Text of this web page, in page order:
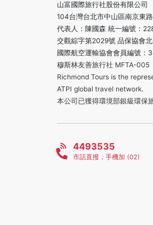
山富國際旅行社股份有限公司
104台灣台北市中山區南京東
代表人：陳國森 統一編號：
交觀綜字第2029號 品保協會
國際航空運輸協會會員編號：
穆斯林友善旅行社 MFTA-005
Richmond Tours is the
ATPI global travel network.
本公司已獲得環境部銀級環保
4493535
市話直撥，手機加 (02)